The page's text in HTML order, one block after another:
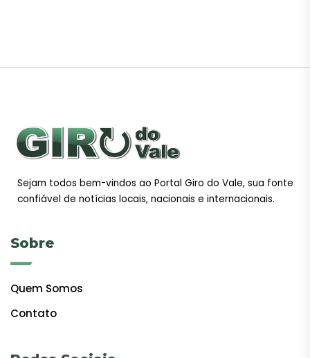
Sejam todos bem-vindos ao Portal Giro do Vale, sua fonte
confiável de notícias locais, nacionais e internacionais.
Sobre
Quem Somos
Contato